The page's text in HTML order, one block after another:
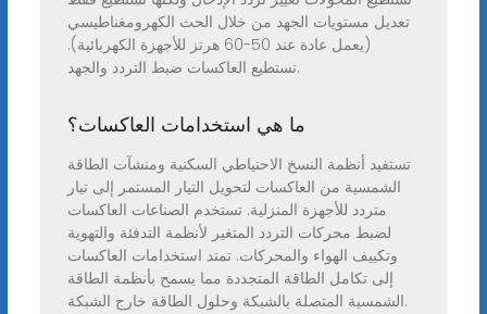
تعديل مستويات الجهد من خلال الحث الكهرومغناطيسي
(يعمل عادة عند 50-60 هرتز للأجهزة الكهربائية).
تستطيع العاكسات ضبط التردد والجهد.
ما هي استخدامات العاكسات؟
تستفيد أنظمة النسخ الاحتياطي السكنية ومنشآت الطاقة
الشمسية من العاكسات لتحويل التيار المستمر إلى تيار
متردد للأجهزة المنزلية. تستخدم الصناعات العاكسات
لضبط محركات التردد المتغير لأنظمة التدفئة والتهوية
وتكييف الهواء والمحركات. تمتد استخدامات العاكسات
إلى تكامل الطاقة المتجددة مما يسمح بأنظمة الطاقة
الشمسية المتصلة بالشبكة وحلول الطاقة خارج الشبكة.